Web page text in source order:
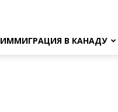
ИММИГРАЦИЯ В КАНАДУ